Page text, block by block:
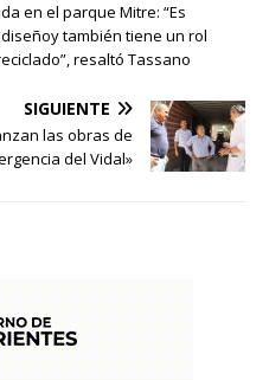
en el parque Mitre: “Es
también tiene un rol
resaltó Tassano
SIGUIENTE
las obras de
del Vidal»